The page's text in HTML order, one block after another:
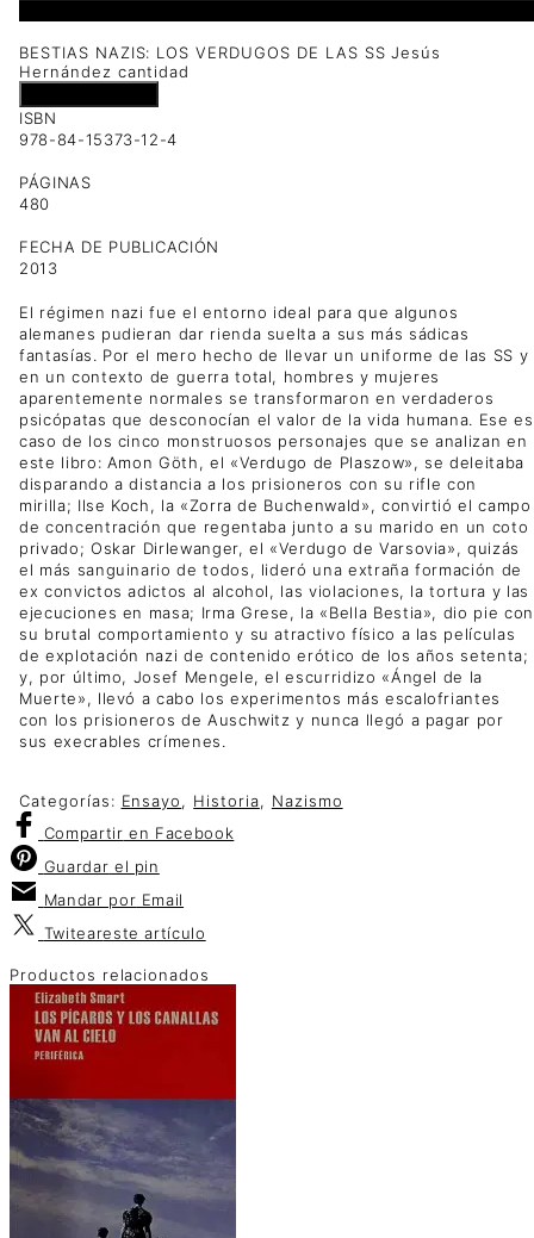
BESTIAS NAZIS: LOS VERDUGOS DE LAS SS Jesús
Hernández cantidad
ISBN
978-84-15373-12-4
PÁGINAS
480
FECHA DE PUBLICACIÓN
2013
El régimen nazi fue el entorno ideal para que algunos
alemanes pudieran dar rienda suelta a sus más sádicas
fantasías. Por el mero hecho de llevar un uniforme de las SS y
en un contexto de guerra total, hombres y mujeres
aparentemente normales se transformaron en verdaderos
psicópatas que desconocían el valor de la vida humana. Ese es
caso de los cinco monstruosos personajes que se analizan en
este libro: Amon Göth, el «Verdugo de Plaszow», se deleitaba
disparando a distancia a los prisioneros con su rifle con
mirilla; Ilse Koch, la «Zorra de Buchenwald», convirtió el campo
de concentración que regentaba junto a su marido en un coto
privado; Oskar Dirlewanger, el «Verdugo de Varsovia», quizás
el más sanguinario de todos, lideró una extraña formación de
ex convictos adictos al alcohol, las violaciones, la tortura y las
ejecuciones en masa; Irma Grese, la «Bella Bestia», dio pie con
su brutal comportamiento y su atractivo físico a las películas
de explotación nazi de contenido erótico de los años setenta;
y, por último, Josef Mengele, el escurridizo «Ángel de la
Muerte», llevó a cabo los experimentos más escalofriantes
con los prisioneros de Auschwitz y nunca llegó a pagar por
sus execrables crímenes.
Categorías: Ensayo, Historia, Nazismo
Compartir en Facebook
Guardar el pin
Mandar por Email
Twiteareste artículo
Productos relacionados